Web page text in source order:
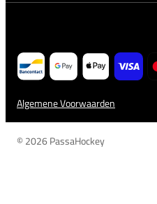
Algemene Voorwaarden
© 2026 PassaHockey